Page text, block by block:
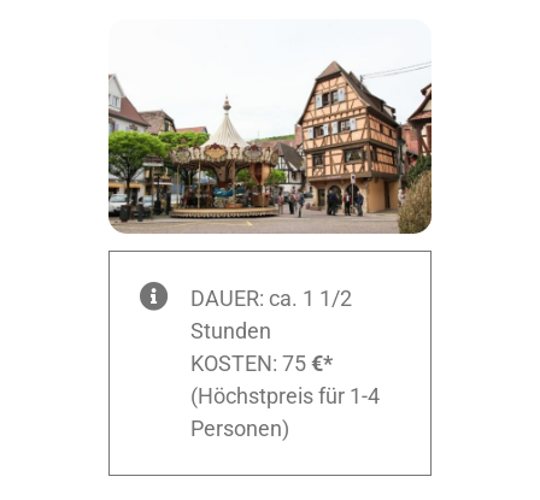
DAUER: ca. 1 1/2
Stunden
KOSTEN: 75€*
(Höchstpreis für 1-4
Personen)